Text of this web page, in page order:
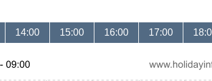
14:00 15:00 16:00 17:00